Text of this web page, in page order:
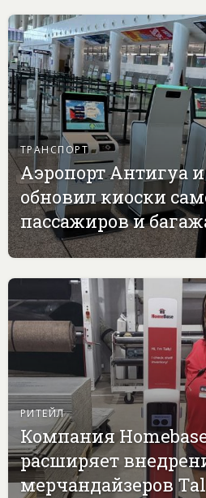
ТРАНСПОРТ
Аэропорт Антигуа
обновил киоски
пассажиров и
РИТЕЙЛ
Компания
расширяет
мерчандайзеров